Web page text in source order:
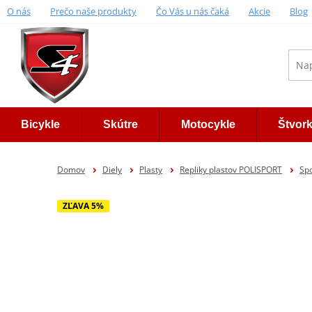
O nás Prečo naše produkty Čo Vás u nás čaká Akcie Blog
Bicykle Skútre Motocykle
Domov Diely Plasty Repliky plastov POLISPORT
ZĽAVA 5%